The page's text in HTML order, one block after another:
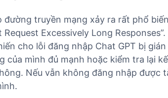
đường truyền mạng xảy ra rất phổ
Request Excessively Long
cho lỗi đăng nhập Chat GPT bị
của mình đủ mạnh hoặc kiểm tra lại
Nếu vẫn không đăng nhập được